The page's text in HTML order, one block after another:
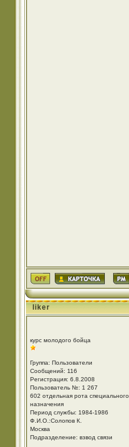
liker
курс молодого бойца
Группа: Пользователи
Сообщений: 116
Регистрация: 6.8.2008
Пользователь №: 1 267
602 отдельная рота специального
назначения
Период службы: 1984-1986
Ф.И.О.:Солопов К.
Москва
Подразделение: взвод связи